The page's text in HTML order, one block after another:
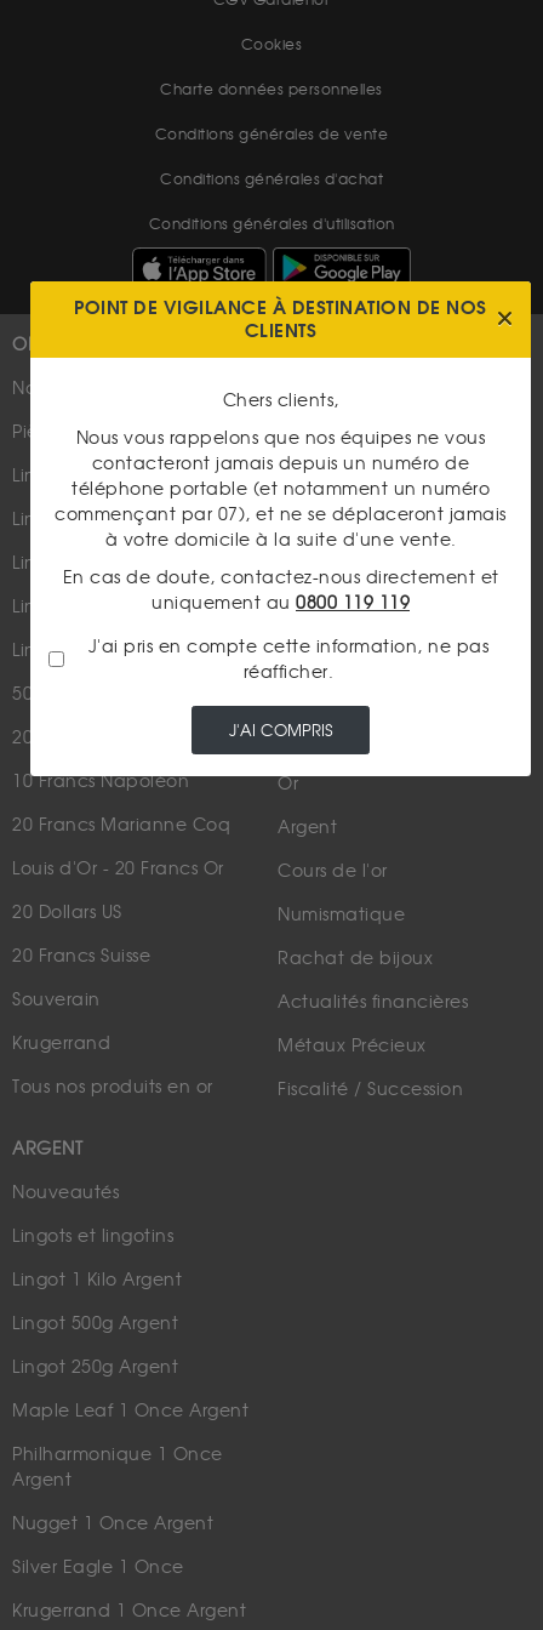
Cookies
Charte données personnelles
Conditions générales de vente
Conditions générales d'achat
Conditions générales d'utilisation
OR
Nouveautés
Pièces d'or d'investissement
Lingots et lingotins
Lingot 1Kg Or
Lingot 100g Or
Lingotin 1 Once Or
Lingotin 1g Or
50 Pesos Or
20 Francs Napoléon
10 Francs Napoléon
20 Francs Marianne Coq
Louis d'Or - 20 Francs Or
20 Dollars US
20 Francs Suisse
Souverain
Krugerrand
Tous nos produits en or
ARGENT
Nouveautés
Lingots et lingotins
Lingot 1 Kilo Argent
Lingot 500g Argent
Lingot 250g Argent
Maple Leaf 1 Once Argent
Philharmonique 1 Once
Argent
Nugget 1 Once Argent
Silver Eagle 1 Once
Krugerrand 1 Once Argent
Suivez-nous
Parutions dans les médias
Qui sommes-nous ?
Plan du site
Nous contacter
LES ACTUALITÉS
Or
Argent
Cours de l'or
Numismatique
Rachat de bijoux
Actualités financières
Métaux Précieux
Fiscalité / Succession
POINT DE VIGILANCE À DESTINATION DE NOS
CLIENTS
Chers clients,
Nous vous rappelons que nos équipes ne vous
contacteront jamais depuis un numéro de
téléphone portable (et notamment un numéro
commençant par 07), et ne se déplaceront jamais
à votre domicile à la suite d'une vente.
En cas de doute, contactez-nous directement et
uniquement au 0800 119 119
J'ai pris en compte cette information, ne pas
réafficher.
J'AI COMPRIS